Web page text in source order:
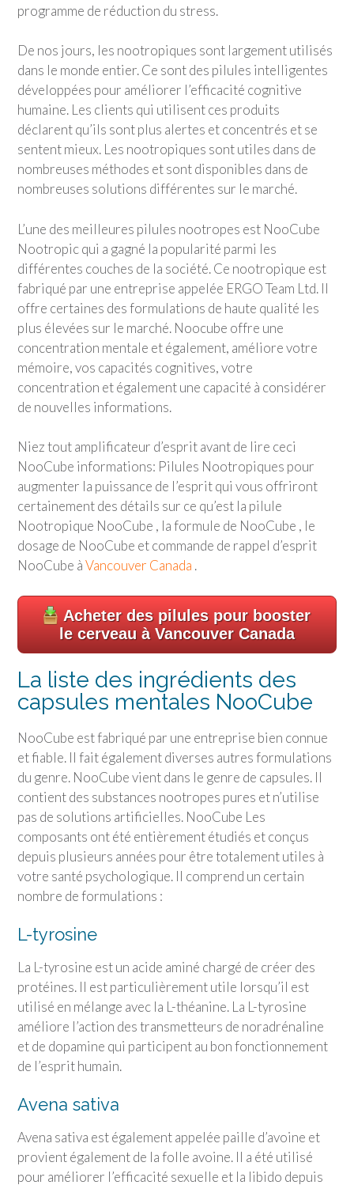
programme de réduction du stress.
De nos jours, les nootropiques sont largement utilisés
dans le monde entier. Ce sont des pilules intelligentes
développées pour améliorer l’efficacité cognitive
humaine. Les clients qui utilisent ces produits
déclarent qu’ils sont plus alertes et concentrés et se
sentent mieux. Les nootropiques sont utiles dans de
nombreuses méthodes et sont disponibles dans de
nombreuses solutions différentes sur le marché.
L’une des meilleures pilules nootropes est NooCube
Nootropic qui a gagné la popularité parmi les
différentes couches de la société. Ce nootropique est
fabriqué par une entreprise appelée ERGO Team Ltd. Il
offre certaines des formulations de haute qualité les
plus élevées sur le marché. Noocube offre une
concentration mentale et également, améliore votre
mémoire, vos capacités cognitives, votre
concentration et également une capacité à considérer
de nouvelles informations.
Niez tout amplificateur d’esprit avant de lire ceci
NooCube informations: Pilules Nootropiques pour
augmenter la puissance de l’esprit qui vous offriront
certainement des détails sur ce qu’est la pilule
Nootropique NooCube , la formule de NooCube , le
dosage de NooCube et commande de rappel d’esprit
NooCube àVancouver Canada .
Acheter des pilules pour booster
le cerveau à Vancouver Canada
La liste des ingrédients des
capsules mentales NooCube
NooCube est fabriqué par une entreprise bien connue
et fiable. Il fait également diverses autres formulations
du genre. NooCube vient dans le genre de capsules. Il
contient des substances nootropes pures et n’utilise
pas de solutions artificielles. NooCube Les
composants ont été entièrement étudiés et conçus
depuis plusieurs années pour être totalement utiles à
votre santé psychologique. Il comprend un certain
nombre de formulations :
L-tyrosine
La L-tyrosine est un acide aminé chargé de créer des
protéines. Il est particulièrement utile lorsqu’il est
utilisé en mélange avec la L-théanine. La L-tyrosine
améliore l’action des transmetteurs de noradrénaline
et de dopamine qui participent au bon fonctionnement
de l’esprit humain.
Avena sativa
Avena sativa est également appelée paille d’avoine et
provient également de la folle avoine. Il a été utilisé
pour améliorer l’efficacité sexuelle et la libido depuis